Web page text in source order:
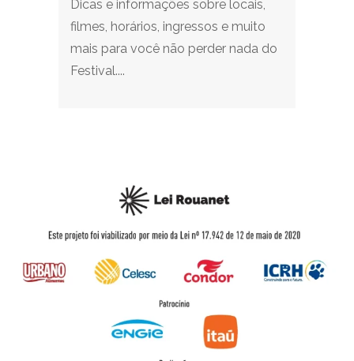
Dicas e informações sobre locais,
filmes, horários, ingressos e muito
mais para você não perder nada do
Festival....